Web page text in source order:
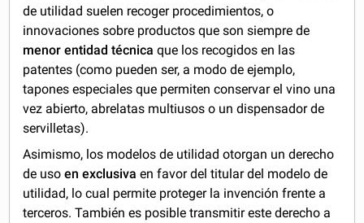
de utilidad suelen recoger procedimientos, o
innovaciones sobre productos que son siempre de
menor entidad técnica que los recogidos en las
patentes (como pueden ser, a modo de ejemplo,
tapones especiales que permiten conservar el vino una
vez abierto, abrelatas multiusos o un dispensador de
servilletas).
Asimismo, los modelos de utilidad otorgan un derecho
de usoen exclusiva en favor del titular del modelo de
utilidad, lo cual permite proteger la invención frente a
terceros. También es posible transmitir este derecho a